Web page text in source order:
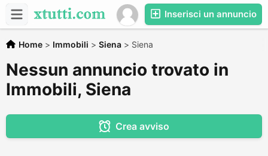
Inserisci un annuncio
Home > Immobili > Siena > Siena
Nessun annuncio trovato in
Immobili, Siena
Crea avviso